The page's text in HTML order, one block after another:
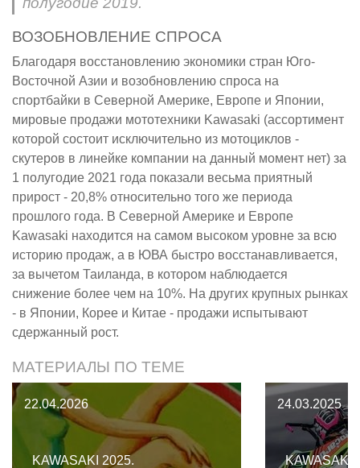
ВОЗОБНОВЛЕНИЕ СПРОСА
Благодаря восстановлению экономики стран Юго-
Восточной Азии и возобновлению спроса на
спортбайки в Северной Америке, Европе и Японии,
мировые продажи мототехники Kawasaki (ассортимент
которой состоит исключительно из мотоциклов -
скутеров в линейке компании на данный момент нет) за
1 полугодие 2021 года показали весьма приятный
прирост - 20,8% относительно того же периода
прошлого года. В Северной Америке и Европе
Kawasaki находится на самом высоком уровне за всю
историю продаж, а в ЮВА быстро восстанавливается,
за вычетом Таиланда, в котором наблюдается
снижение более чем на 10%. На других крупных рынках
- в Японии, Корее и Китае - продажи испытывают
сдержанный рост.
МАТЕРИАЛЫ ПО ТЕМЕ
22.04.2026
KAWASAKI 2025.
24.03.2025
KAWASAKI